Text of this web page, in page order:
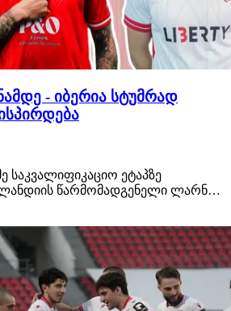
- იბერია სტუმრად
საკვალიფიკაციო ეტაპზე
წარმომადგენელი ლარნე
იბერია ჩემპიონთა
ეტაპიდან სლოვან
და ასპარეზობას ევროპა